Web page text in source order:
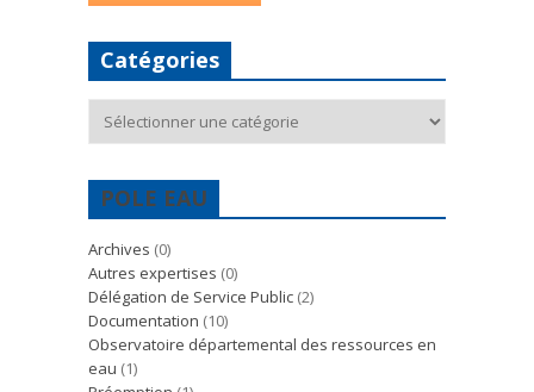
Catégories
POLE EAU
Archives (0)
Autres expertises (0)
Délégation de Service Public (2)
Documentation (10)
Observatoire départemental des ressources en
eau (1)